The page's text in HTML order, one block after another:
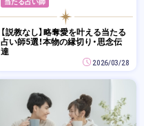
【説教なし】略奪愛を叶える当たる
占い師5選！本物の縁切り・思念伝
達
2026/03/28